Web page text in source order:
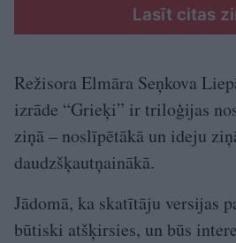
Lasīt citas
Režisora Elmāra Seņkova
izrāde “Grieķi” ir triloģijas
ziņā – noslīpētākā un ideju
daudzšķautņainākā.
Jādomā, ka skatītāju versijas
būtiski atšķirsies, un būs